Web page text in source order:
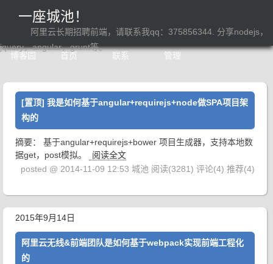
一座城池！
阿里云长期招聘前端，请联系我qq：375856344. 分享nodejs，
jquery，angular，grunt等。
博客园 首页 联系 管理
[置顶] 我是如何基于angular+requirejs+node做SPA项目架
构的
摘要： 基于angular+requirejs+bower 项目生成器，支持本地数
据get，post模拟。
阅读全文
posted @ 2014-11-09 12:53 城池 阅读(3281) 评论(4) 推荐(4)
2015年9月14日
阿里云无线&前端团队是如何基于webpack实现前端工程化
的